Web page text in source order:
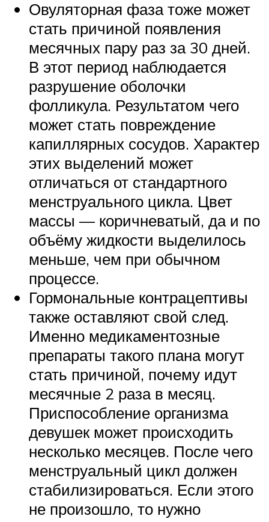
Овуляторная фаза тоже может
стать причиной появления
месячных пару раз за 30 дней.
В этот период наблюдается
разрушение оболочки
фолликула. Результатом чего
может стать повреждение
капиллярных сосудов. Характер
этих выделений может
отличаться от стандартного
менструального цикла. Цвет
массы — коричневатый, да и по
объёму жидкости выделилось
меньше, чем при обычном
процессе.
Гормональные контрацептивы
также оставляют свой след.
Именно медикаментозные
препараты такого плана могут
стать причиной, почему идут
месячные 2 раза в месяц.
Приспособление организма
девушек может происходить
несколько месяцев. После чего
менструальный цикл должен
стабилизироваться. Если этого
не произошло, то нужно